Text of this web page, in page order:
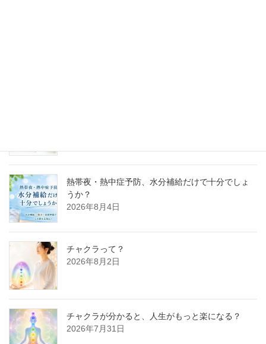
熱帯夜・熱中症予防、水分補給だけで十分でしょ
うか？
2026年8月4日
チャクラって？
2026年8月2日
チャクラが分かると、人生がもっと楽になる？
2026年7月31日